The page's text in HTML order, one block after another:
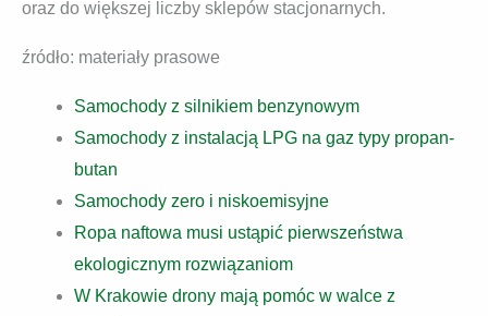
oraz do większej liczby sklepów stacjonarnych.
źródło: materiały prasowe
Samochody z silnikiem benzynowym
Samochody z instalacją LPG na gaz typy propan-
butan
Samochody zero i niskoemisyjne
Ropa naftowa musi ustąpić pierwszeństwa
ekologicznym rozwiązaniom
W Krakowie drony mają pomóc w walce z